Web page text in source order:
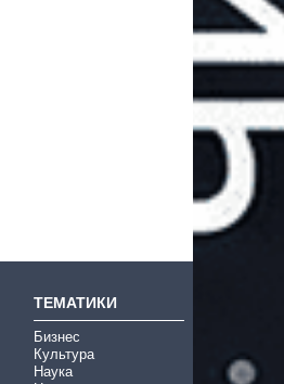
ТЕМАТИКИ
Бизнес
Культура
Наука